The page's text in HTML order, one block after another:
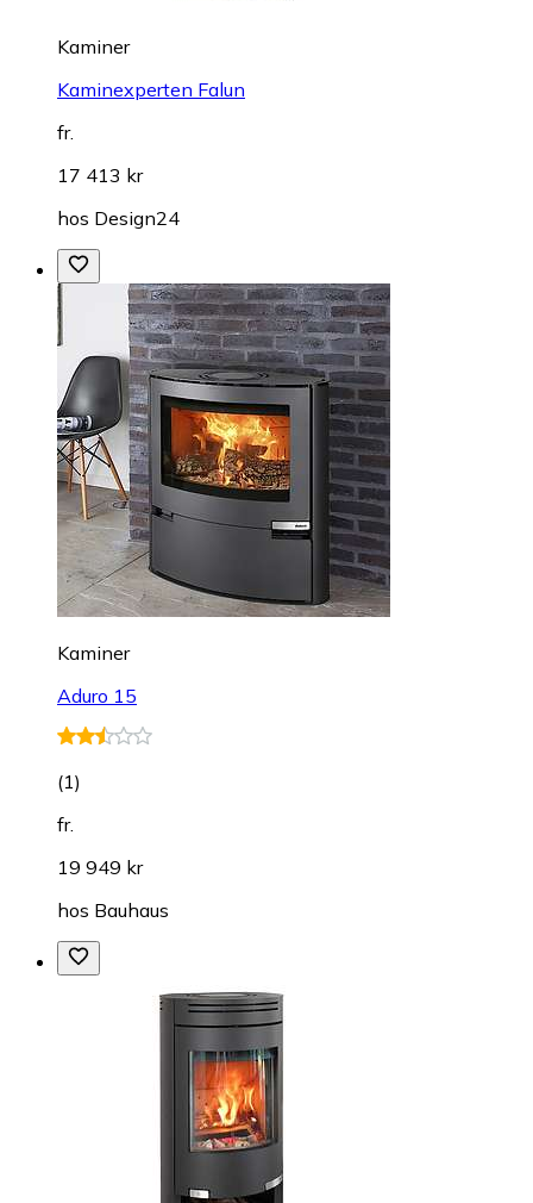
Kaminer
Kaminexperten Falun
fr.
17 413 kr
hos Design24
Kaminer
Aduro 15
(1)
fr.
19 949 kr
hos Bauhaus